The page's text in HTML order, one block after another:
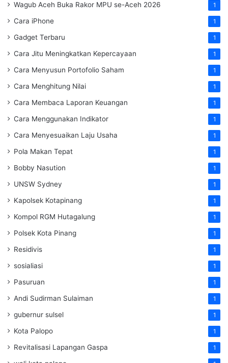
Wagub Aceh Buka Rakor MPU se-Aceh 2026 1
Cara iPhone 1
Gadget Terbaru 1
Cara Jitu Meningkatkan Kepercayaan 1
Cara Menyusun Portofolio Saham 1
Cara Menghitung Nilai 1
Cara Membaca Laporan Keuangan 1
Cara Menggunakan Indikator 1
Cara Menyesuaikan Laju Usaha 1
Pola Makan Tepat 1
Bobby Nasution 1
UNSW Sydney 1
Kapolsek Kotapinang 1
Kompol RGM Hutagalung 1
Polsek Kota Pinang 1
Residivis 1
sosialiasi 1
Pasuruan 1
Andi Sudirman Sulaiman 1
gubernur sulsel 1
Kota Palopo 1
Revitalisasi Lapangan Gaspa 1